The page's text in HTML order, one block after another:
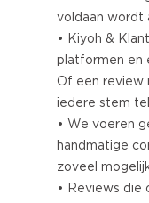
voldaan wordt
• Kiyoh &
platformen en
Of een review
iedere stem
• We voeren
handmatige
zoveel
• Reviews die